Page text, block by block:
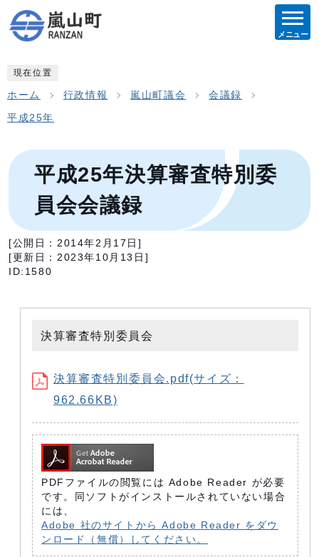
メニュー
現在位置
ホーム 行政情報 嵐山町議会 会議録
平成25年
平成25年決算審査特別委
員会会議録
[公開日： 2014年2月17日 ]
[更新日： 2023年10月13日 ]
ID:1580
決算審査特別委員会
決算審査特別委員会.pdf(サイズ：
962.66KB)
PDFファイルの閲覧には Adobe Reader が必要
です。同ソフトがインストールされていない場合
には、
Adobe 社のサイトから Adobe Reader をダウ
ンロード（無償）してください。